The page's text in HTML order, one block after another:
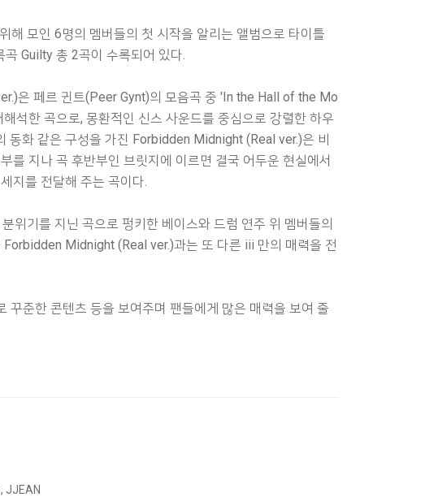
해 모인 6명의 멤버들의 첫 시작을 알리는 앨범으로 타이틀
Guilty 총 2곡이 수록되어 있다.
은 페르 귄트(Peer Gynt)의 모음곡 중 'In the Hall of the Mo
석한 곡으로, 몽환적인 신스 사운드를 중심으로 강렬한 하우
동화 같은 구성을 가진 Forbidden Midnight (Real ver.)은 비
를 지나 곡 후반부인 브릿지에 이르면 결국 어두운 현실에서
지를 전달해 주는 곡이다.
위기를 지닌 곡으로 펑키한 베이스와 드럼 연주 위 멤버들의
Midnight (Real ver.)과는 또 다른 iii 만의 매력을 전
꾸준한 콘텐츠 등을 보여주며 팬들에게 많은 매력을 보여 줄
JJEAN